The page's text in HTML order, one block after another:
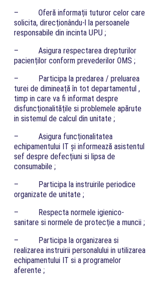
– Oferă informaţii tuturor celor care
solicita, direcţionându-l la persoanele
responsabile din incinta UPU ;
– Asigura respectarea drepturilor
pacienţilor conform prevederilor OMS ;
– Participa la predarea / preluarea
turei de dimineaţă în tot departamentul ,
timp in care va fi informat despre
disfuncţionalităţile si problemele apărute
in sistemul de calcul din unitate ;
– Asigura funcţionalitatea
echipamentului IT şi informează asistentul
sef despre defecţiuni si lipsa de
consumabile ;
– Participa la instruirile periodice
organizate de unitate ;
– Respecta normele igienico-
sanitare si normele de protecţie a muncii ;
– Participa la organizarea si
realizarea instruirii personalului in utilizarea
echipamentului IT si a programelor
aferente ;